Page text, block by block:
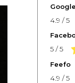
Google
4.9 / 5
5 / 5
Feefo
4.9 / 5